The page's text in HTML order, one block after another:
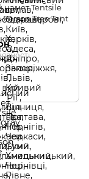
намет Tentsile
Tree Tent